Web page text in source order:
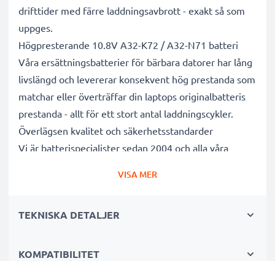
drifttider med färre laddningsavbrott - exakt så som
uppges.
Högpresterande 10.8V A32-K72 / A32-N71 batteri
Våra ersättningsbatterier för bärbara datorer har lång
livslängd och levererar konsekvent hög prestanda som
matchar eller överträffar din laptops originalbatteris
prestanda - allt för ett stort antal laddningscykler.
Överlägsen kvalitet och säkerhetsstandarder
Vi är batterispecialister sedan 2004 och alla våra
mer därtill. Det är därför de levereras med 3 års
Det hållbara valet
VISA MER
TEKNISKA DETALJER
KOMPATIBILITET